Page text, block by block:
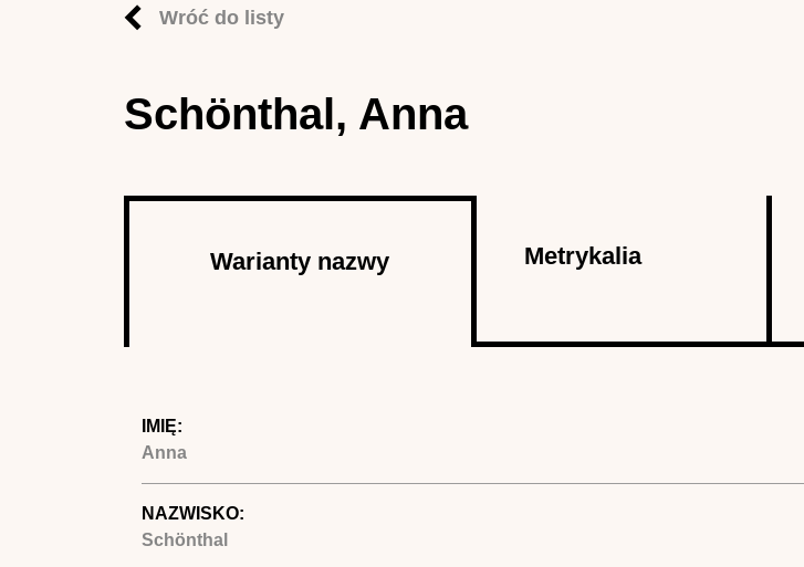
Wróć do listy
Schönthal, Anna
AutorWarianty nazwy Metrykalia
IMIĘ:
Anna
NAZWISKO:
Schönthal